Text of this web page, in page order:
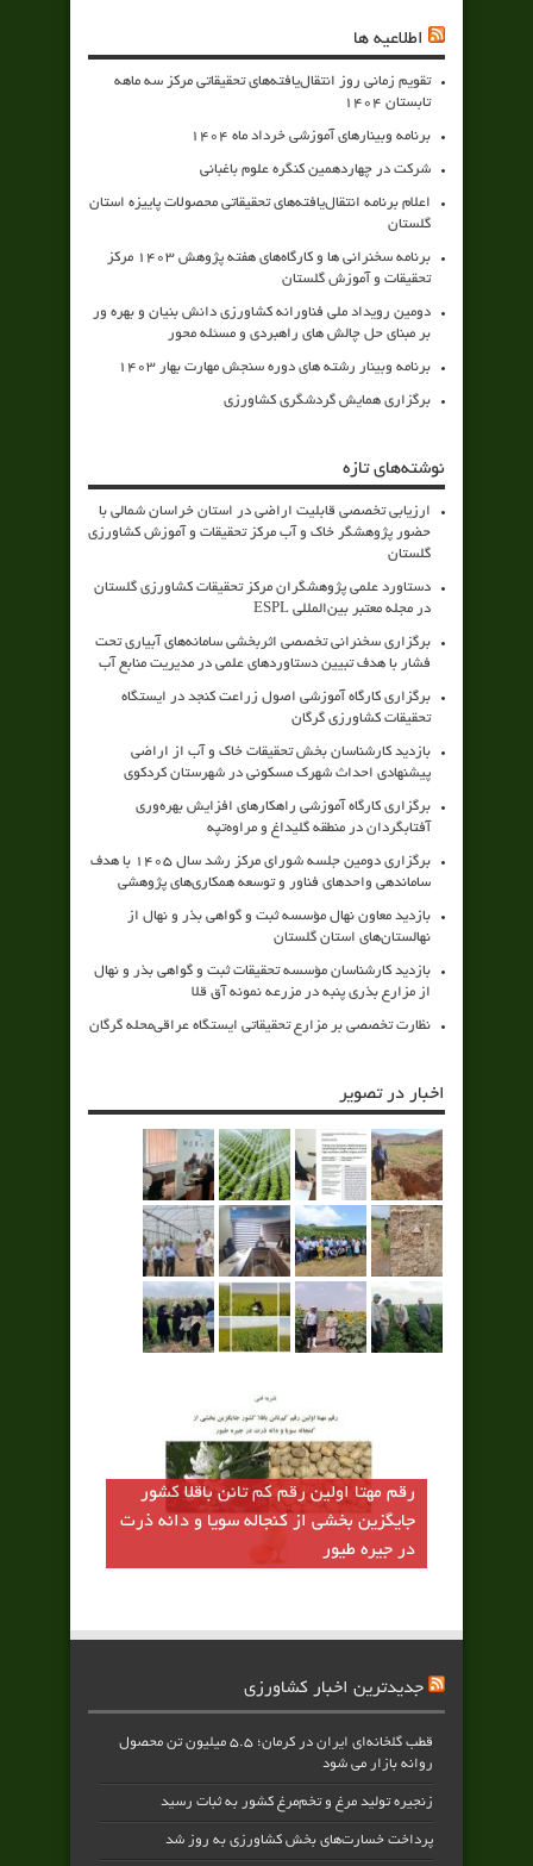
اطلاعیه ها
تقویم زمانی روز انتقال‌یافته‌های تحقیقاتی مرکز سه ماهه
تابستان 1404
برنامه وبینارهای آموزشی خرداد ماه 1404
شرکت در چهاردهمین کنگره علوم باغبانی
اعلام برنامه انتقال‌یافته‌های تحقیقاتی محصولات پاییزه استان
گلستان
برنامه سخنرانی ها و کارگاه‌های هفته پژوهش 1403 مرکز
تحقیقات و آموزش گلستان
دومین رویداد ملی فناورانه کشاورزی دانش بنیان و بهره ور
بر مبنای حل چالش های راهبردی و مسئله محور
برنامه وبینار رشته های دوره سنجش مهارت بهار 1403
برگزاری همایش گردشگری کشاورزی
نوشته‌های تازه
ارزیابی تخصصی قابلیت اراضی در استان خراسان شمالی با
حضور پژوهشگر خاک و آب مرکز تحقیقات و آموزش کشاورزی
گلستان
دستاورد علمی پژوهشگران مرکز تحقیقات کشاورزی گلستان
در مجله معتبر بین‌المللی ESPL
برگزاری سخنرانی تخصصی اثربخشی سامانه‌های آبیاری تحت
فشار با هدف تبیین دستاوردهای علمی در مدیریت منابع آب
برگزاری کارگاه آموزشی اصول زراعت کنجد در ایستگاه
تحقیقات کشاورزی گرگان
بازدید کارشناسان بخش تحقیقات خاک و آب از اراضی
پیشنهادی احداث شهرک مسکونی در شهرستان کردکوی
برگزاری کارگاه آموزشی راهکارهای افزایش بهره‌وری
آفتابگردان در منطقه گلیداغ و مراوه‌تپه
برگزاری دومین جلسه شورای مرکز رشد سال ۱۴۰۵ با هدف
ساماندهی واحدهای فناور و توسعه همکاری‌های پژوهشی
بازدید معاون نهال مؤسسه ثبت و گواهی بذر و نهال از
نهالستان‌های استان گلستان
بازدید کارشناسان مؤسسه تحقیقات ثبت و گواهی بذر و نهال
از مزارع بذری پنبه در مزرعه نمونه آق قلا
نظارت تخصصی بر مزارع تحقیقاتی ایستگاه عراقی‌محله گرگان
اخبار در تصویر
رقم مهتا اولين رقم كم تانن باقلا كشور
جايگزين بخشي از كنجاله سويا و دانه ذرت
در جيره طيور
جدیدترین اخبار کشاورزی
قطب گلخانه‌ای ایران در کرمان؛ ۵.۵ میلیون تن محصول
روانه بازار می شود
زنجیره تولید مرغ و تخم‌مرغ کشور به ثبات رسید
پرداخت خسارت‌های بخش کشاورزی به‌ روز شد